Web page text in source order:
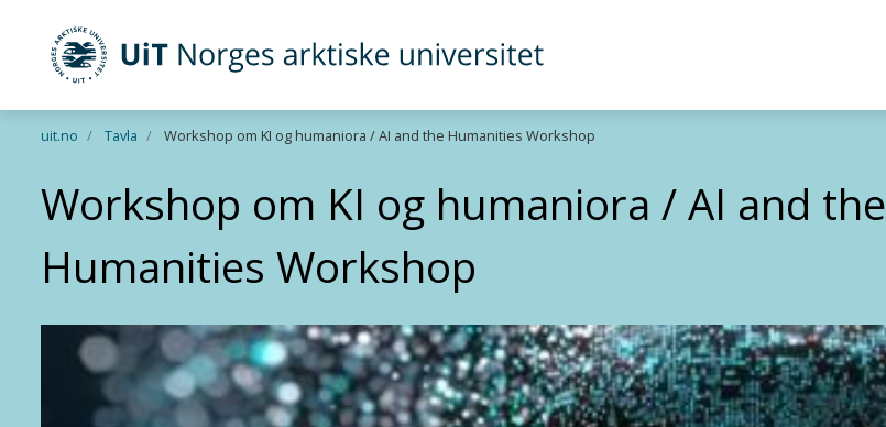
Gå til hovedinnhold
UiT Norges arktiske universitet
uit.no Tavla Workshop om KI og humaniora / AI and the Humanities Workshop
Workshop om KI og humaniora / AI and the
Humanities Workshop